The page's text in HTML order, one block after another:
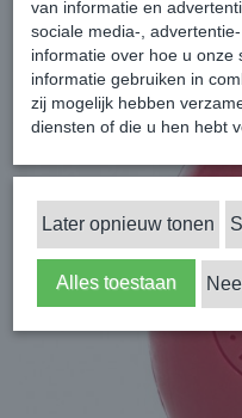
Home › Zeep › Zeep bol ›
van informatie en
sociale media-,
informatie over hoe u onze
informatie gebruiken in
zij mogelijk hebben
diensten of die u hen hebt
Later opnieuw tonen
Alles toestaan